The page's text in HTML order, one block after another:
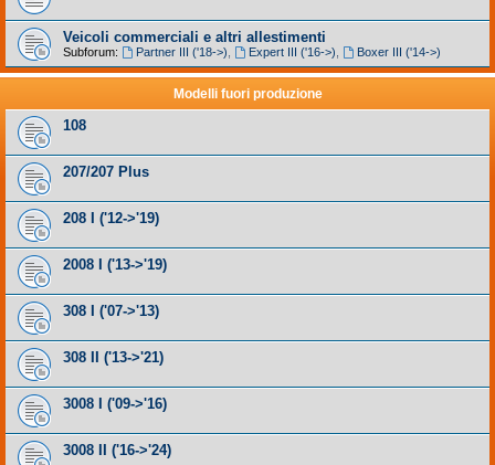
Veicoli commerciali e altri allestimenti
Subforum: Partner III ('18->) Expert III ('16->) Boxer III ('14->)
Modelli fuori produzione
108
207/207 Plus
208 I ('12->'19)
2008 I ('13->'19)
308 I ('07->'13)
308 II ('13->'21)
3008 I ('09->'16)
3008 II ('16->'24)